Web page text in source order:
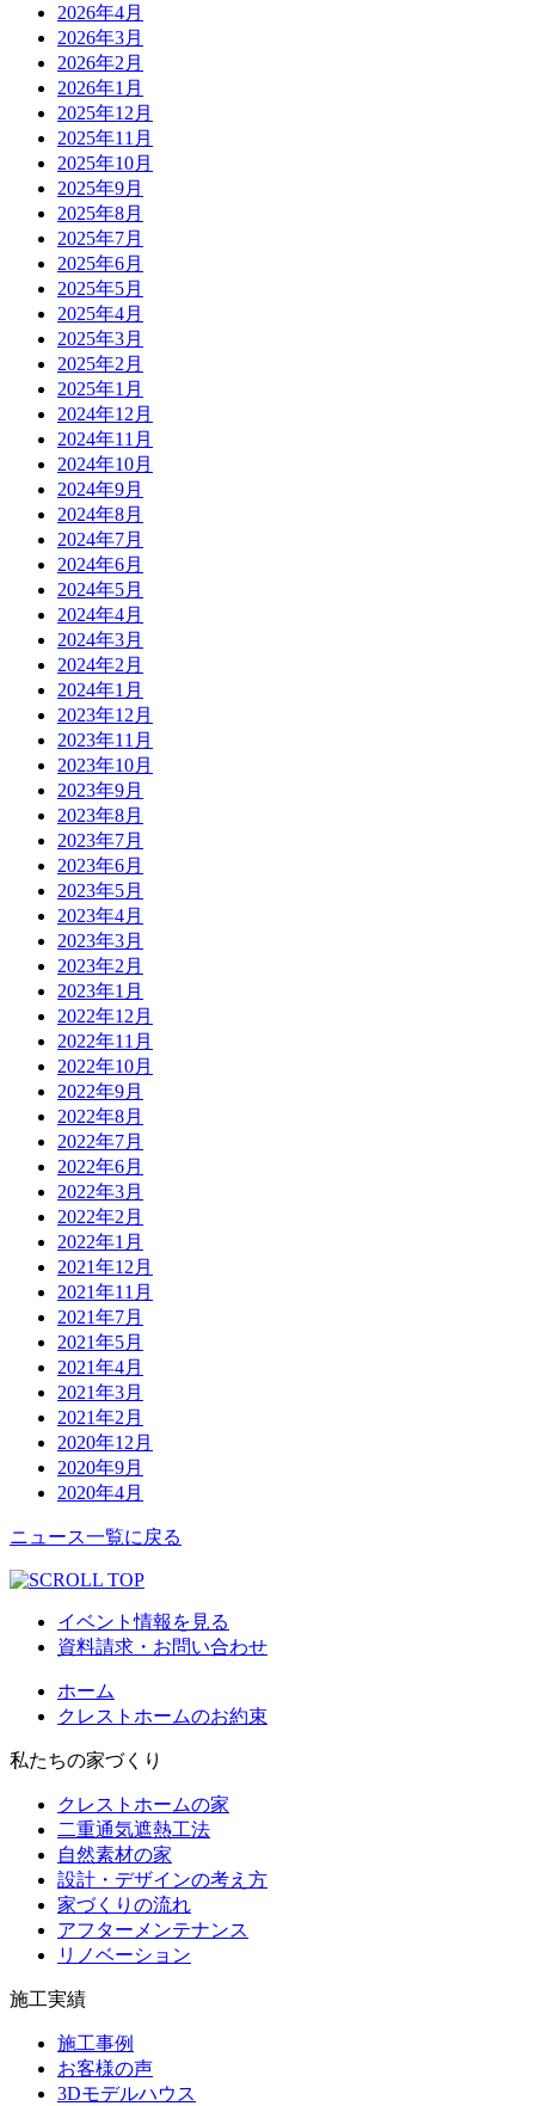
2026年4月
2026年3月
2026年2月
2026年1月
2025年12月
2025年11月
2025年10月
2025年9月
2025年8月
2025年7月
2025年6月
2025年5月
2025年4月
2025年3月
2025年2月
2025年1月
2024年12月
2024年11月
2024年10月
2024年9月
2024年8月
2024年7月
2024年6月
2024年5月
2024年4月
2024年3月
2024年2月
2024年1月
2023年12月
2023年11月
2023年10月
2023年9月
2023年8月
2023年7月
2023年6月
2023年5月
2023年4月
2023年3月
2023年2月
2023年1月
2022年12月
2022年11月
2022年10月
2022年9月
2022年8月
2022年7月
2022年6月
2022年3月
2022年2月
2022年1月
2021年12月
2021年11月
2021年7月
2021年5月
2021年4月
2021年3月
2021年2月
2020年12月
2020年9月
2020年4月
ニュース一覧に戻る
イベント情報を見る
資料請求・お問い合わせ
ホーム
クレストホームのお約束
私たちの家づくり
クレストホームの家
二重通気遮熱工法
自然素材の家
設計・デザインの考え方
家づくりの流れ
アフターメンテナンス
リノベーション
施工実績
施工事例
お客様の声
3Dモデルハウス